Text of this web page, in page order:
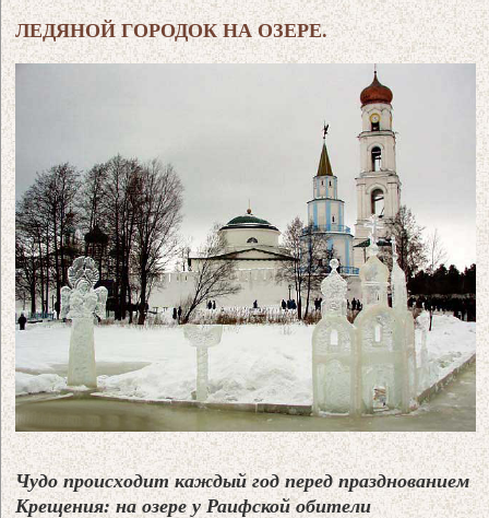
ЛЕДЯНОЙ ГОРОДОК НА ОЗЕРЕ.
Чудо происходит каждый год перед празднованием
Крещения: на озере у Раифской обители